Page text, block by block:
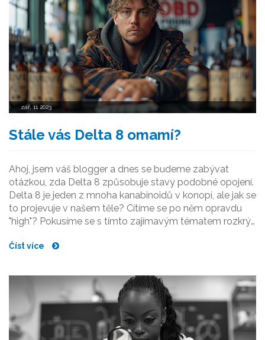
zář, 11 2023
Stále vás Delta 8 omamí?
Ahoj, jsem váš blogger a dnes se budeme zabývat
otázkou, zda Delta 8 způsobuje stavy podobné opojení.
Delta 8 je jeden z mnoha kanabinoidů v konopí, ale jak se
to projevuje v našem těle? Cítíme se po něm opravdu
"high"? Pokusíme se s tímto zajímavým tématem rozkrýt
odpovědi. Přidejte se ke mně v této cestě do světa
Číst více